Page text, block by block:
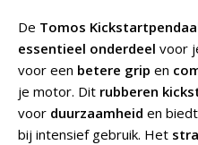
De Tomos
essentieel onderdeel voor
voor een betere grip en
je motor. Dit rubberen
voor duurzaamheid en
bij intensief gebruik. Het